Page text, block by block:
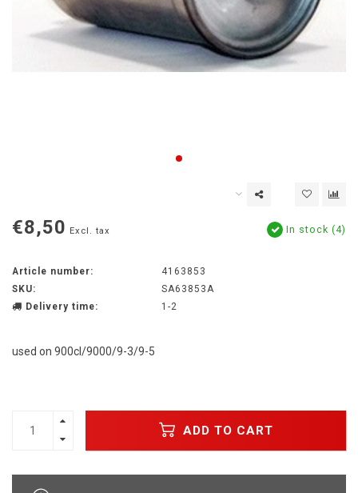
€8,50 Excl. tax In stock (4)
Article number:
4163853
SKU:
SA63853A
Delivery time:
1-2
used on 900cl/9000/9-3/9-5
ADD TO CART